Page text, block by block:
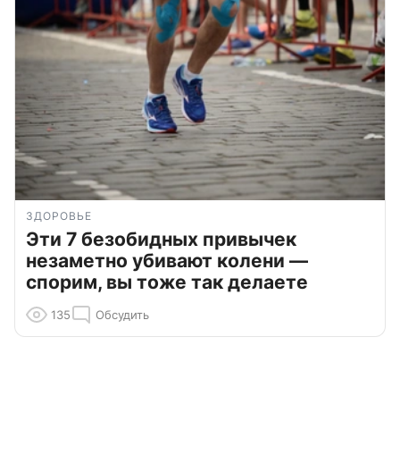
ЗДОРОВЬЕ
Эти 7 безобидных привычек
незаметно убивают колени —
спорим, вы тоже так делаете
135 Обсудить